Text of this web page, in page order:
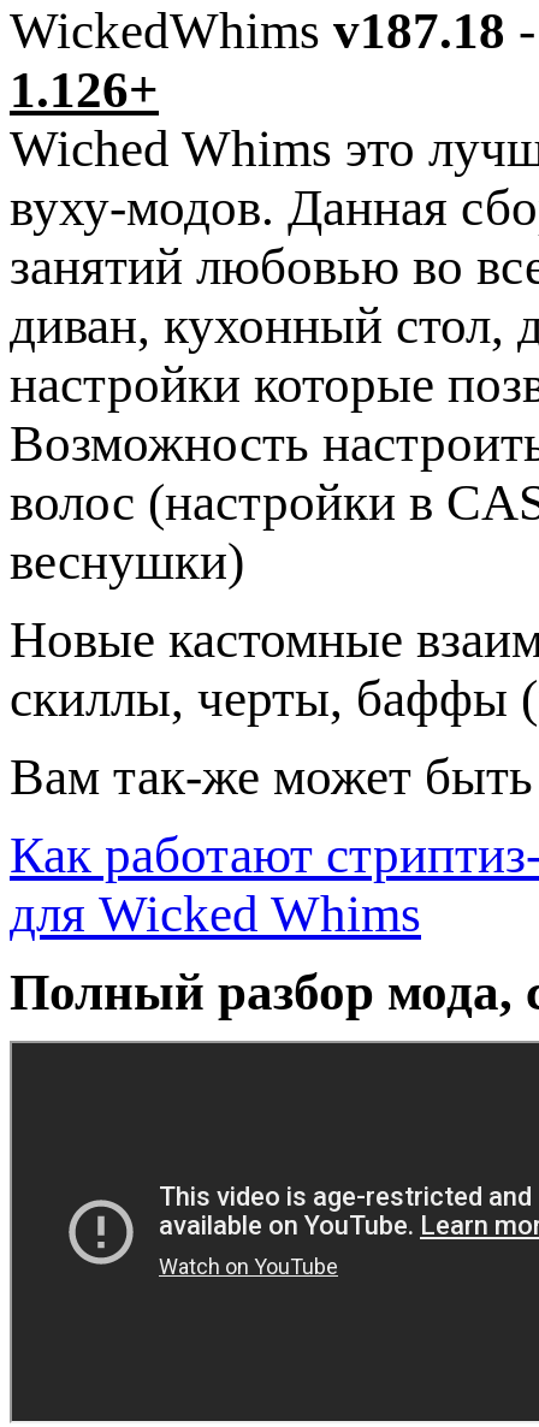
WickedWhims v187.18
1.126+
Wiched Whims это
вуху-модов. Данная
занятий любовью во
диван, кухонный стол,
настройки которые
Возможность
волос (настройки в
веснушки)
Новые кастомные
скиллы, черты, баффы
Вам так-же может
Как работают
для Wicked Whims
Полный разбор мода,